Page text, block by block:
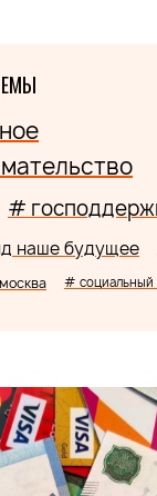
#
наше будущее
# социальный